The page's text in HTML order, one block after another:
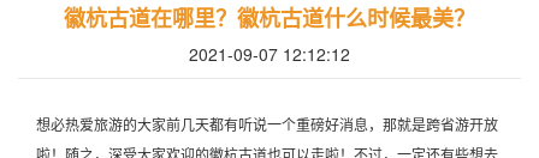
徽杭古道在哪里？徽杭古道什么时候最美？
2021-09-07 12:12:12
想必热爱旅游的大家前几天都有听说一个重磅好消息，那就是跨省游开放
啦！随之，深受大家欢迎的徽杭古道也可以走啦！不过，一定还有些想去